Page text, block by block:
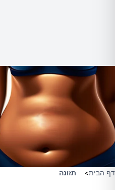
דף הבית> תזונה